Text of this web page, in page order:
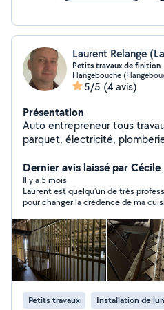
Laurent Relange
Petits travaux de finition
Flangebouche
5/5 (4 avis)
Présentation
Auto entrepreneur tous
parquet, électricité,
Dernier avis laissé par
Il y a 5 mois
Laurent est quelqu'un de très
pour changer la crédence de ma
Petits travaux Installation de